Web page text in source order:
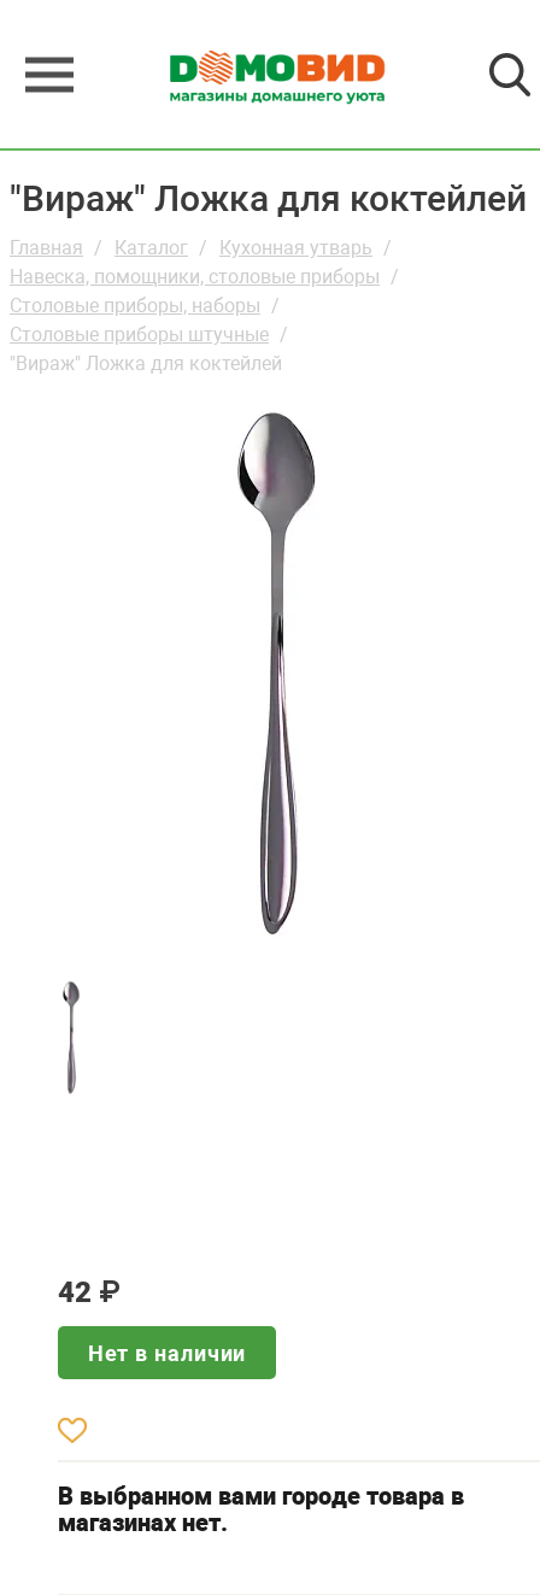
"Вираж" Ложка для коктейлей
Главная Каталог
Кухонная утварь
Навеска, помощники, столовые приборы
Столовые приборы, наборы
Столовые приборы штучные
"Вираж" Ложка для коктейлей
42 ₽
Нет в наличии
В выбранном вами городе товара в
магазинах нет.